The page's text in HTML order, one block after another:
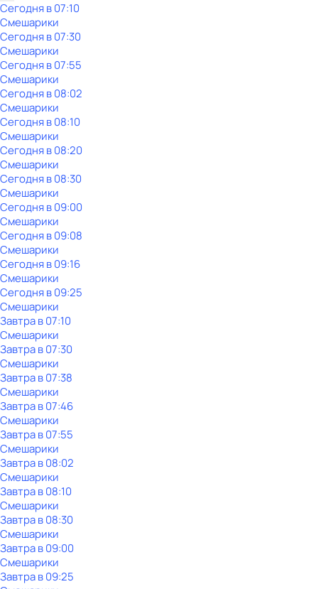
Сегодня в 07:10
Смешарики
Сегодня в 07:30
Смешарики
Сегодня в 07:55
Смешарики
Сегодня в 08:02
Смешарики
Сегодня в 08:10
Смешарики
Сегодня в 08:20
Смешарики
Сегодня в 08:30
Смешарики
Сегодня в 09:00
Смешарики
Сегодня в 09:08
Смешарики
Сегодня в 09:16
Смешарики
Сегодня в 09:25
Смешарики
Завтра в 07:10
Смешарики
Завтра в 07:30
Смешарики
Завтра в 07:38
Смешарики
Завтра в 07:46
Смешарики
Завтра в 07:55
Смешарики
Завтра в 08:02
Смешарики
Завтра в 08:10
Смешарики
Завтра в 08:30
Смешарики
Завтра в 09:00
Смешарики
Завтра в 09:25